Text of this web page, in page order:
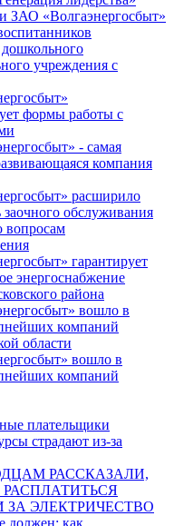
ЗАО «Волгаэнергосбыт»
учреждения с
формы работы с
- самая
компания
расширило
обслуживания
вопросам
гарантирует
энергоснабжение
района
вошло в
компаний
области
вошло в
компаний
плательщики
страдают из-за
РАССКАЗАЛИ,
РАСПЛАТИТЬСЯ
ЗА ЭЛЕКТРИЧЕСТВО